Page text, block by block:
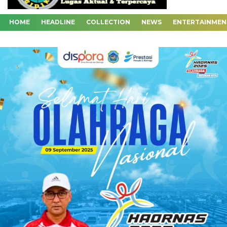
HOME HEADLINE COLLECTION NEWS